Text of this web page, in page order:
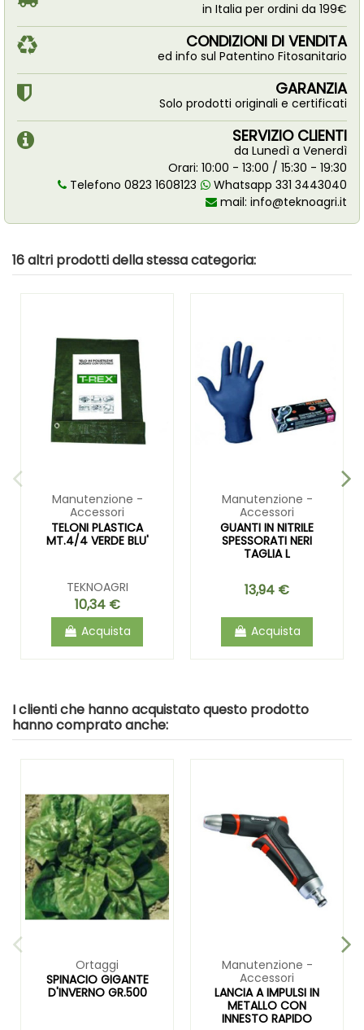
in Italia per ordini da 199€
CONDIZIONI DI VENDITA
ed info sul Patentino Fitosanitario
GARANZIA
Solo prodotti originali e certificati
SERVIZIO CLIENTI
da Lunedì a Venerdì
Orari: 10:00 - 13:00 / 15:30 - 19:30
Telefono 0823 1608123
Whatsapp 331 3443040
mail: info@teknoagri.it
16 altri prodotti della stessa categoria:
Manutenzione -
Accessori
TELONI PLASTICA
MT.4/4 VERDE BLU'
TEKNOAGRI
10,34 €
Acquista
Manutenzione -
Accessori
GUANTI IN NITRILE
SPESSORATI NERI
TAGLIA L
13,94 €
Acquista
I clienti che hanno acquistato questo prodotto
hanno comprato anche:
Ortaggi
SPINACIO GIGANTE
D'INVERNO GR.500
Manutenzione -
Accessori
LANCIA A IMPULSI IN
METALLO CON
INNESTO RAPIDO